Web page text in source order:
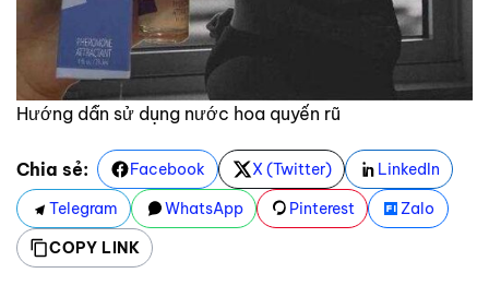
Hướng dẫn sử dụng nước hoa quyến rũ
Chia sẻ: Facebook X (Twitter)
LinkedIn
Telegram
WhatsApp Pinterest
Zalo
COPY LINK